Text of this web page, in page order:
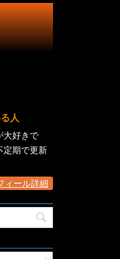
人
大好きで
定期で更新
ィール詳細